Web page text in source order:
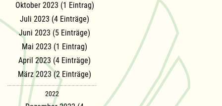
Oktober 2023 (1 Eintrag)
Juli 2023 (4 Einträge)
Juni 2023 (5 Einträge)
Mai 2023 (1 Eintrag)
April 2023 (4 Einträge)
März 2023 (2 Einträge)
2022